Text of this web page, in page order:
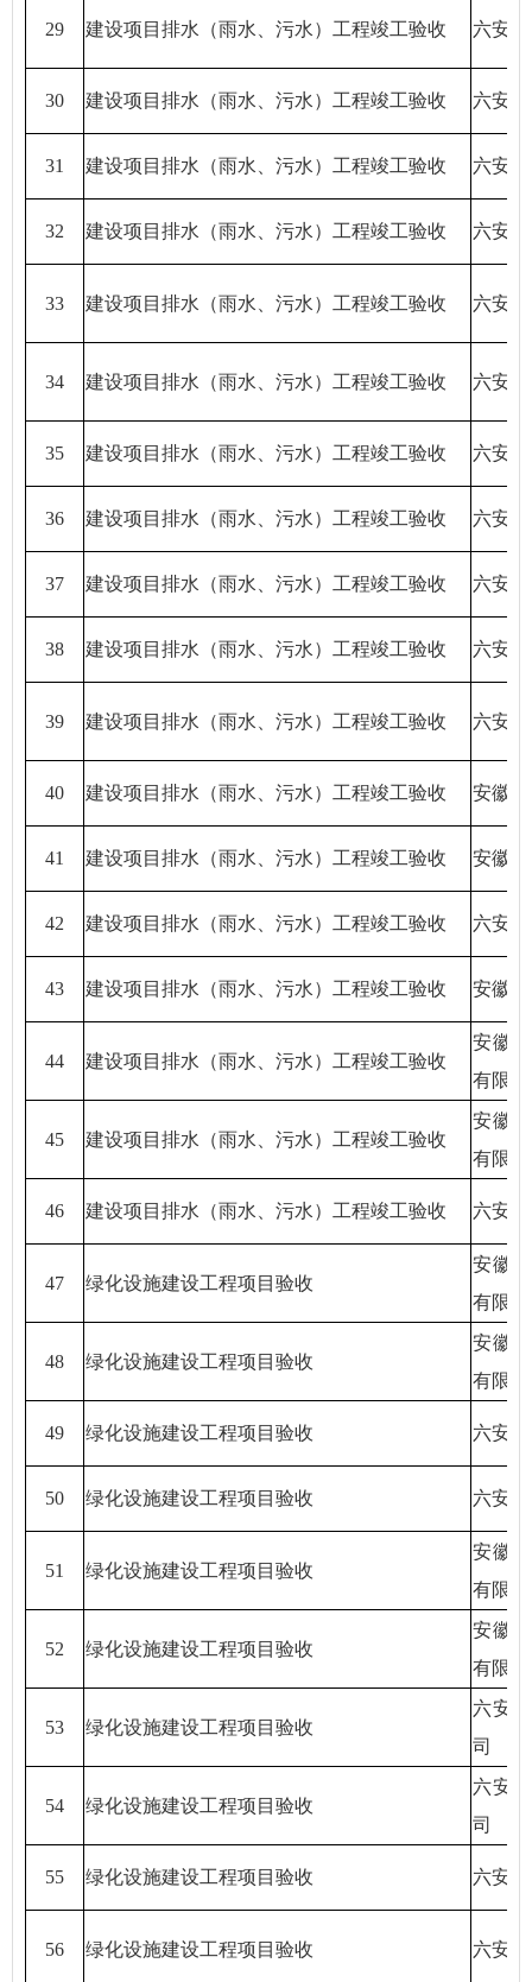
29 建设项目排水（雨水、污水）工程竣工验收 六安
30 建设项目排水（雨水、污水）工程竣工验收 六安
31 建设项目排水（雨水、污水）工程竣工验收 六安
32 建设项目排水（雨水、污水）工程竣工验收 六安
33 建设项目排水（雨水、污水）工程竣工验收 六安
34 建设项目排水（雨水、污水）工程竣工验收 六安
35 建设项目排水（雨水、污水）工程竣工验收 六安
36 建设项目排水（雨水、污水）工程竣工验收 六安
37 建设项目排水（雨水、污水）工程竣工验收 六安
38 建设项目排水（雨水、污水）工程竣工验收 六安
39 建设项目排水（雨水、污水）工程竣工验收 六安
40 建设项目排水（雨水、污水）工程竣工验收 安徽
41 建设项目排水（雨水、污水）工程竣工验收 安徽
42 建设项目排水（雨水、污水）工程竣工验收 六安
43 建设项目排水（雨水、污水）工程竣工验收 安徽
44 建设项目排水（雨水、污水）工程竣工验收
安徽
有限
45 建设项目排水（雨水、污水）工程竣工验收
安徽
有限
46 建设项目排水（雨水、污水）工程竣工验收 六安
47 绿化设施建设工程项目验收
安徽
有限
48 绿化设施建设工程项目验收
安徽
有限
49 绿化设施建设工程项目验收 六安
50 绿化设施建设工程项目验收 六安
51 绿化设施建设工程项目验收
安徽
有限
52 绿化设施建设工程项目验收
安徽
有限
53 绿化设施建设工程项目验收
六安
司
54 绿化设施建设工程项目验收
六安
司
55 绿化设施建设工程项目验收 六安
56 绿化设施建设工程项目验收 六安